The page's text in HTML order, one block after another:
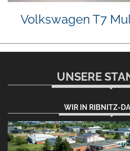
Volkswagen T7
UNSERE
WIR IN RIBNITZ-